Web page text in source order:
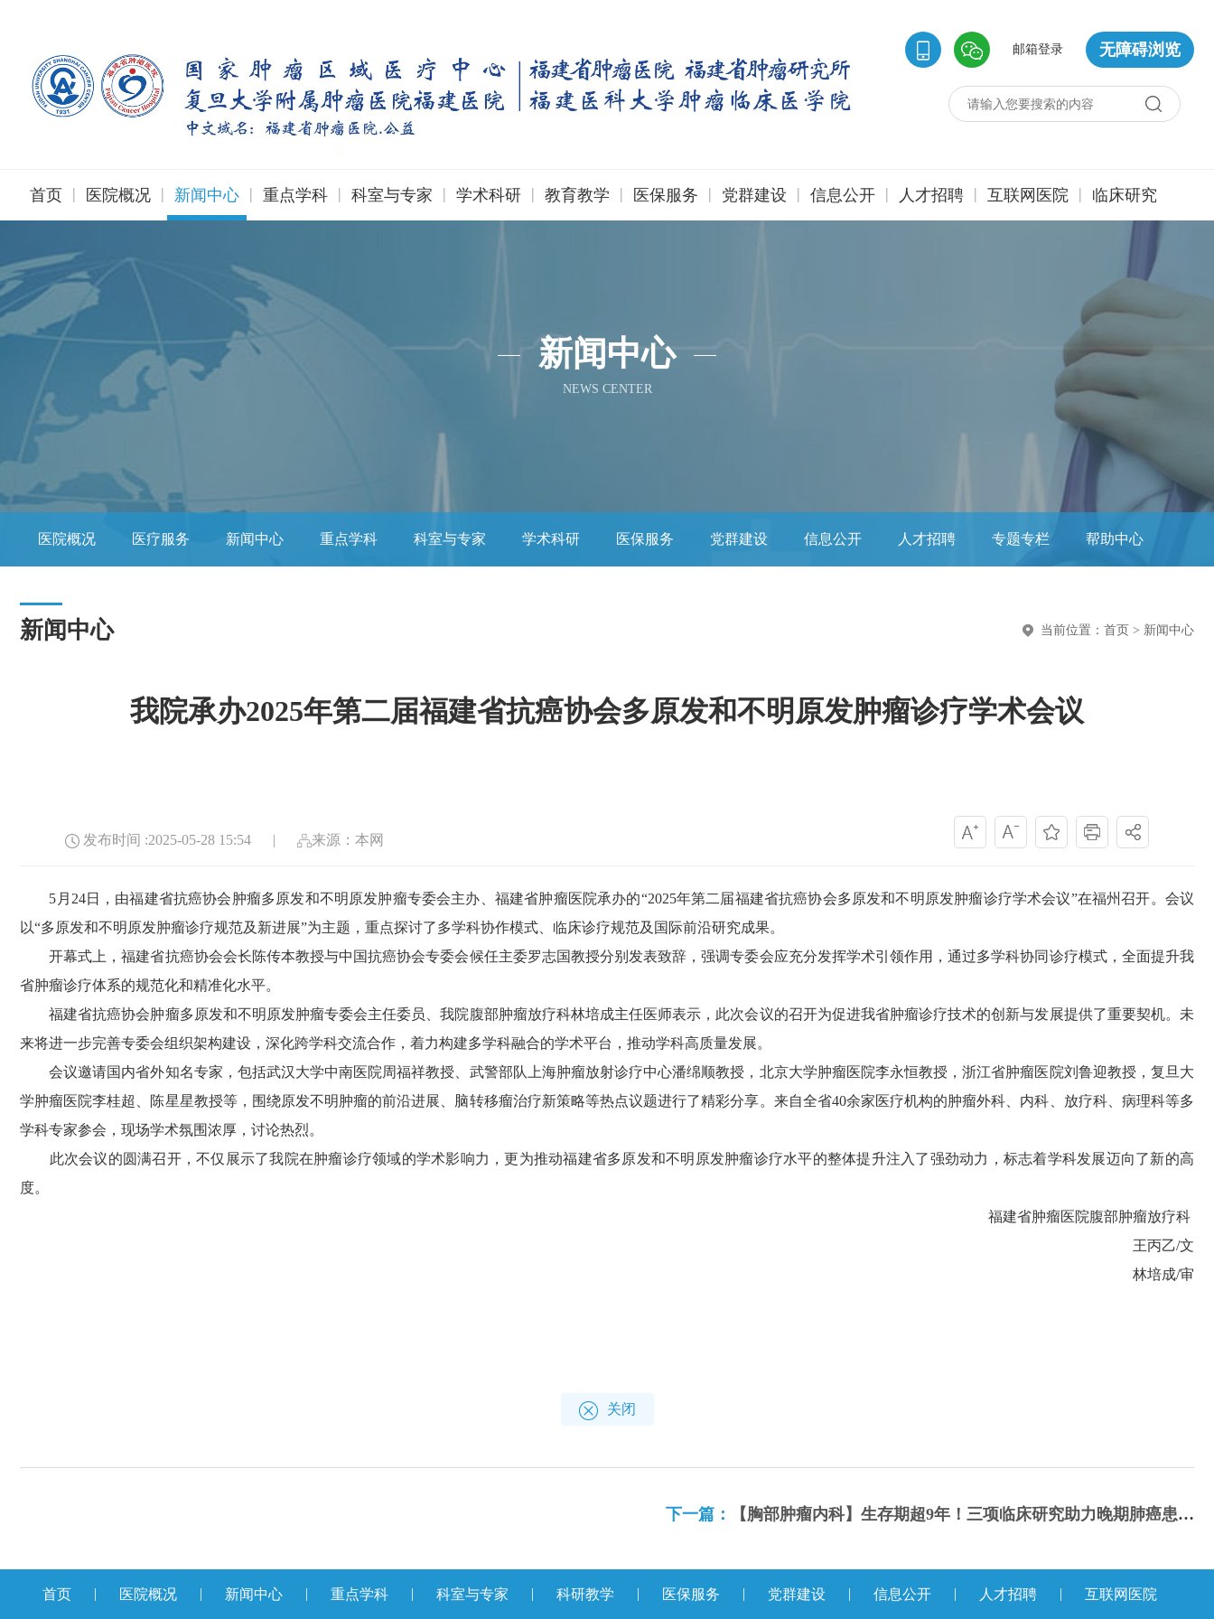
无障碍浏览
邮箱登录
首页 | 医院概况 | 新闻中心 | 重点学科 | 科室与专家 | 学术科研 | 教育教学 | 医保服务 | 党群建设 | 信息公开 | 人才招聘 | 互联网医院 | 临床研究
新闻中心
NEWS CENTER
医院概况 医疗服务 新闻中心 重点学科 科室与专家 学术科研 医保服务 党群建设 信息公开 人才招聘 专题专栏 帮助中心
新闻中心 当前位置： 首页 > 新闻中心
我院承办2025年第二届福建省抗癌协会多原发和不明原发肿瘤诊疗学术会议
发布时间 :2025-05-28 15:54 | 来源：本网
5月24日，由福建省抗癌协会肿瘤多原发和不明原发肿瘤专委会主办、福建省肿瘤医院承办的“2025年第二届福建省抗癌协会多原发和不明原发肿瘤诊疗学术会议”在福州召开。会议
以“多原发和不明原发肿瘤诊疗规范及新进展”为主题，重点探讨了多学科协作模式、临床诊疗规范及国际前沿研究成果。
开幕式上，福建省抗癌协会会长陈传本教授与中国抗癌协会专委会候任主委罗志国教授分别发表致辞，强调专委会应充分发挥学术引领作用，通过多学科协同诊疗模式，全面提升我
省肿瘤诊疗体系的规范化和精准化水平。
福建省抗癌协会肿瘤多原发和不明原发肿瘤专委会主任委员、我院腹部肿瘤放疗科林培成主任医师表示，此次会议的召开为促进我省肿瘤诊疗技术的创新与发展提供了重要契机。未
来将进一步完善专委会组织架构建设，深化跨学科交流合作，着力构建多学科融合的学术平台，推动学科高质量发展。
会议邀请国内省外知名专家，包括武汉大学中南医院周福祥教授、武警部队上海肿瘤放射诊疗中心潘绵顺教授，北京大学肿瘤医院李永恒教授，浙江省肿瘤医院刘鲁迎教授，复旦大
学肿瘤医院李桂超、陈星星教授等，围绕原发不明肿瘤的前沿进展、脑转移瘤治疗新策略等热点议题进行了精彩分享。来自全省40余家医疗机构的肿瘤外科、内科、放疗科、病理科等多
学科专家参会，现场学术氛围浓厚，讨论热烈。
此次会议的圆满召开，不仅展示了我院在肿瘤诊疗领域的学术影响力，更为推动福建省多原发和不明原发肿瘤诊疗水平的整体提升注入了强劲动力，标志着学科发展迈向了新的高
度。
福建省肿瘤医院腹部肿瘤放疗科
王丙乙/文
林培成/审
关闭
下一篇： 【胸部肿瘤内科】生存期超9年！三项临床研究助力晚期肺癌患者“重启生活”
首页 | 医院概况 | 新闻中心 | 重点学科 | 科室与专家 | 科研教学 | 医保服务 | 党群建设 | 信息公开 | 人才招聘 | 互联网医院